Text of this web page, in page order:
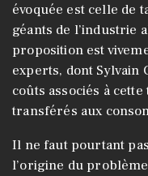
évoquée est celle de
géants de l’industrie
proposition est
experts, dont Sylvain
coûts associés à
transférés aux
Il ne faut pourtant
l’origine du